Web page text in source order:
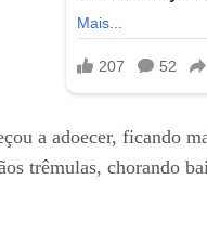
a adoecer, ficando
trêmulas, chorando